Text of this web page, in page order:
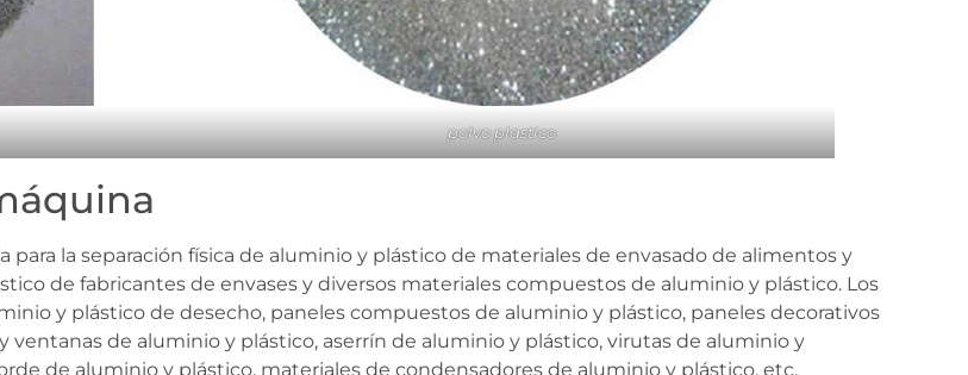
polvo plastico
la separación física de aluminio y plástico de materiales de envasado de alimentos y
de fabricantes de envases y diversos materiales compuestos de aluminio y plástico. Los
y plástico de desecho, paneles compuestos de aluminio y plástico, paneles decorativos
de aluminio y plástico, aserrín de aluminio y plástico, virutas de aluminio y
de aluminio y plástico, materiales de condensadores de aluminio y plástico, etc.